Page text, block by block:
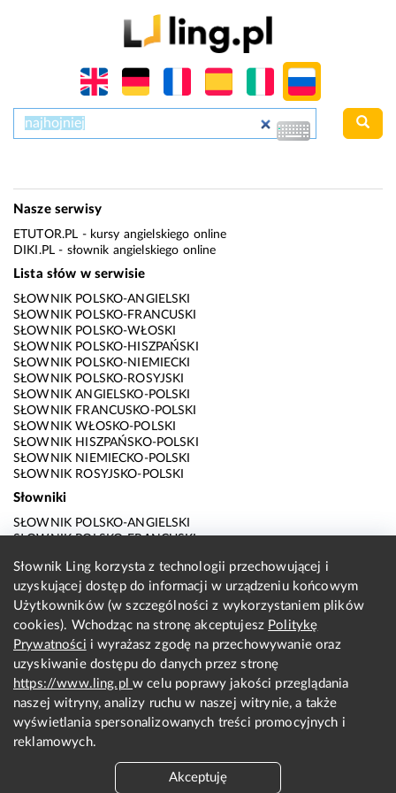
Nasze serwisy
ETUTOR.PL - kursy angielskiego online
DIKI.PL - słownik angielskiego online
Lista słów w serwisie
SŁOWNIK POLSKO-ANGIELSKI
SŁOWNIK POLSKO-FRANCUSKI
SŁOWNIK POLSKO-WŁOSKI
SŁOWNIK POLSKO-HISZPAŃSKI
SŁOWNIK POLSKO-NIEMIECKI
SŁOWNIK POLSKO-ROSYJSKI
SŁOWNIK ANGIELSKO-POLSKI
SŁOWNIK FRANCUSKO-POLSKI
SŁOWNIK WŁOSKO-POLSKI
SŁOWNIK HISZPAŃSKO-POLSKI
SŁOWNIK NIEMIECKO-POLSKI
SŁOWNIK ROSYJSKO-POLSKI
Słowniki
SŁOWNIK POLSKO-ANGIELSKI
SŁOWNIK POLSKO-FRANCUSKI
SŁOWNIK POLSKO-HISZPAŃSKI
SŁOWNIK POLSKO-NIEMIECKI
SŁOWNIK POLSKO-ROSYJSKI
SŁOWNIK ANGIELSKO-POLSKI
SŁOWNIK FRANCUSKO-POLSKI
SŁOWNIK WŁOSKO-POLSKI
SŁOWNIK HISZPAŃSKO-POLSKI
SŁOWNIK NIEMIECKO-POLSKI
SŁOWNIK ROSYJSKO-POLSKI
O nas
KONTAKT Z REDAKCJĄ
Słownik Ling korzysta z technologii przechowującej i
uzyskującej dostęp do informacji w urządzeniu końcowym
Użytkowników (w szczególności z wykorzystaniem plików
cookies). Wchodząc na stronę akceptujesz Politykę
Prywatności i wyrażasz zgodę na przechowywanie oraz
uzyskiwanie dostępu do danych przez stronę
https://www.ling.plw celu poprawy jakości przeglądania
naszej witryny, analizy ruchu w naszej witrynie, a także
wyświetlania spersonalizowanych treści promocyjnych i
reklamowych.
Akceptuję